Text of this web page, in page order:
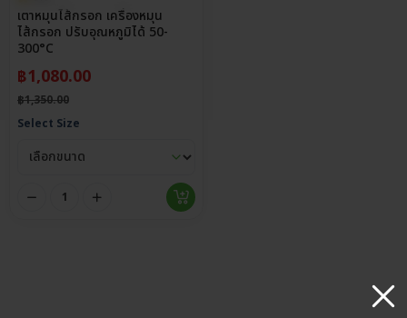
เตาหมุนไส้กรอก เครื่องหมุน
ไส้กรอก ปรับอุณหภูมิได้ 50-
300°C
฿1,080.00
฿1,350.00
Select Size